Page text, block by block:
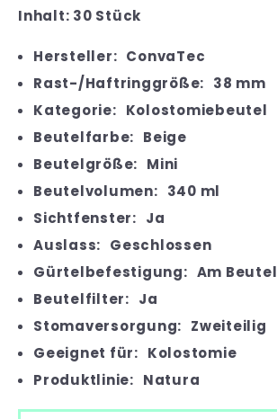
Inhalt: 30 Stück
Hersteller: ConvaTec
Rast-/Haftringgröße: 38 mm
Kategorie: Kolostomiebeutel
Beutelfarbe: Beige
Beutelgröße: Mini
Beutelvolumen: 340 ml
Sichtfenster: Ja
Auslass: Geschlossen
Gürtelbefestigung: Am Beutel
Beutelfilter: Ja
Stomaversorgung: Zweiteilig
Geeignet für: Kolostomie
Produktlinie: Natura